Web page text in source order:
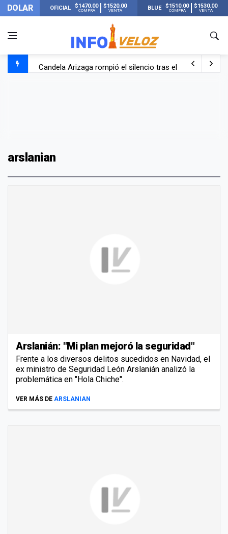
DOLAR OFICIAL $1470.00
COMPRA
$1520.00
VENTA BLUE $1510.00
COMPRA
$1530.00
VENTA
Candela Arizaga rompió el silencio tras el incidente con
arslanian
Arslanián: "Mi plan mejoró la seguridad"
Frente a los diversos delitos sucedidos en Navidad, el
ex ministro de Seguridad León Arslanián analizó la
problemática en "Hola Chiche".
VER MÁS DE ARSLANIAN